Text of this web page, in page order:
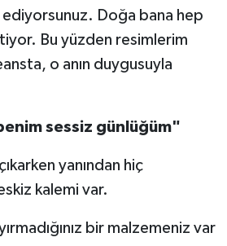
ediyorsunuz. Doğa bana hep
Bu yüzden resimlerim
o anın duygusuyla
sessiz günlüğüm"
yanından hiç
kalemi var.
bir malzemeniz var